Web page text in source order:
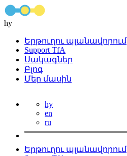
hy
Երթուղու պլանավորում
Support TfA
Սակագներ
Բլոգ
Մեր մասին
hy
en
ru
Երթուղու պլանավորում